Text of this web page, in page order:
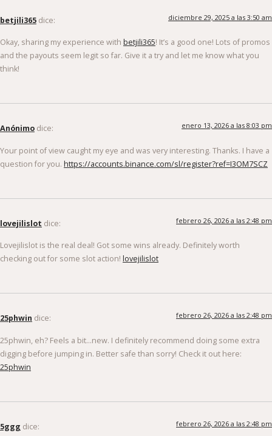
betjili365 dice: diciembre 29, 2025 a las 3:50 am
Okay, sharing my experience with betjili365! It’s a good one! Lots of promos
and the payouts seem legit so far. Give it a try and let me know what you
think!
Anónimo dice: enero 13, 2026 a las 8:03 pm
Your point of view caught my eye and was very interesting. Thanks. I have a
question for you. https://accounts.binance.com/sl/register?ref=I3OM7SCZ
lovejilislot dice: febrero 26, 2026 a las 2:48 pm
Lovejilislot is the real deal! Got some wins already. Definitely worth
checking out for some slot action! lovejilislot
25phwin dice: febrero 26, 2026 a las 2:48 pm
25phwin, eh? Feels a bit…new. I definitely recommend doing some extra
digging before jumping in. Better safe than sorry! Check it out here:
25phwin
5ggg dice: febrero 26, 2026 a las 2:48 pm